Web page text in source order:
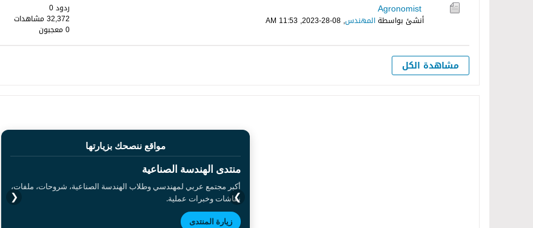
Agronomist
أنشئ بواسطةالمهندس,
08-28-2023, 11:53 AM
ردود 0
32,372 مشاهدات
0 معجبون
مشاهدة الكل
مواقع ننصحك بزيارتها
منتدى الهندسة الصناعية
أكبر مجتمع عربي لمهندسي وطلاب الهندسة الصناعية، شروحات، ملفات،
نقاشات وخبرات عملية.
زيارة المنتدى
❮ ❯